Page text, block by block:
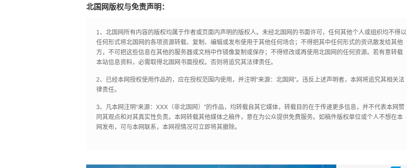
北国网版权与免责声明：
1、北国网所有内容的版权均属于作者或页面内声明的版权人。未经北国网的书面许可，任何其他个人或组织均不得以
任何形式将北国网的各项资源转载、复制、编辑或发布使用于其他任何场合；不得把其中任何形式的资讯散发给其他
方，不可把这些信息在其他的服务器或文档中作镜像复制或保存；不得修改或再使用北国网的任何资源。若有意转载
本站信息资料，必需取得北国网书面授权。否则将追究其法律责任。
2、已经本网授权使用作品的，应在授权范围内使用，并注明“来源：北国网”。违反上述声明者，本网将追究其相关法
律责任。
3、凡本网注明“来源：XXX（非北国网）”的作品，均转载自其它媒体，转载目的在于传递更多信息，并不代表本网赞
同其观点和对其真实性负责。本网转载其他媒体之稿件，意在为公众提供免费服务。如稿件版权单位或个人不想在本
网发布，可与本网联系，本网视情况可立即将其撤除。